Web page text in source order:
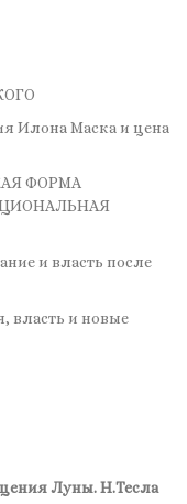
Илона Маска и цена
ФОРМА
и власть после
власть и новые
Луны. Н.Тесла